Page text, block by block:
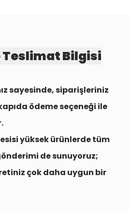
Teslimat Bilgisi
sayesinde, siparişleriniz
ödeme seçeneği ile
yüksek ürünlerde tüm
de sunuyoruz;
çok daha uygun bir